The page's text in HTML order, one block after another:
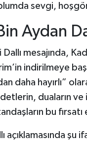
sevgi,
Aydan
Dallı mesajında,
indirilmeye
daha hayırlı”
duaların ve
bu
açıklamasında